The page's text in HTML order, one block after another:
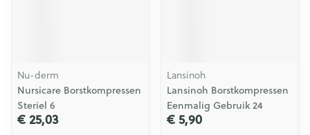
Nu-derm
Nursicare Borstkompressen
Steriel 6
€ 25,03
Lansinoh
Lansinoh Borstkompressen
Eenmalig Gebruik 24
€ 5,90